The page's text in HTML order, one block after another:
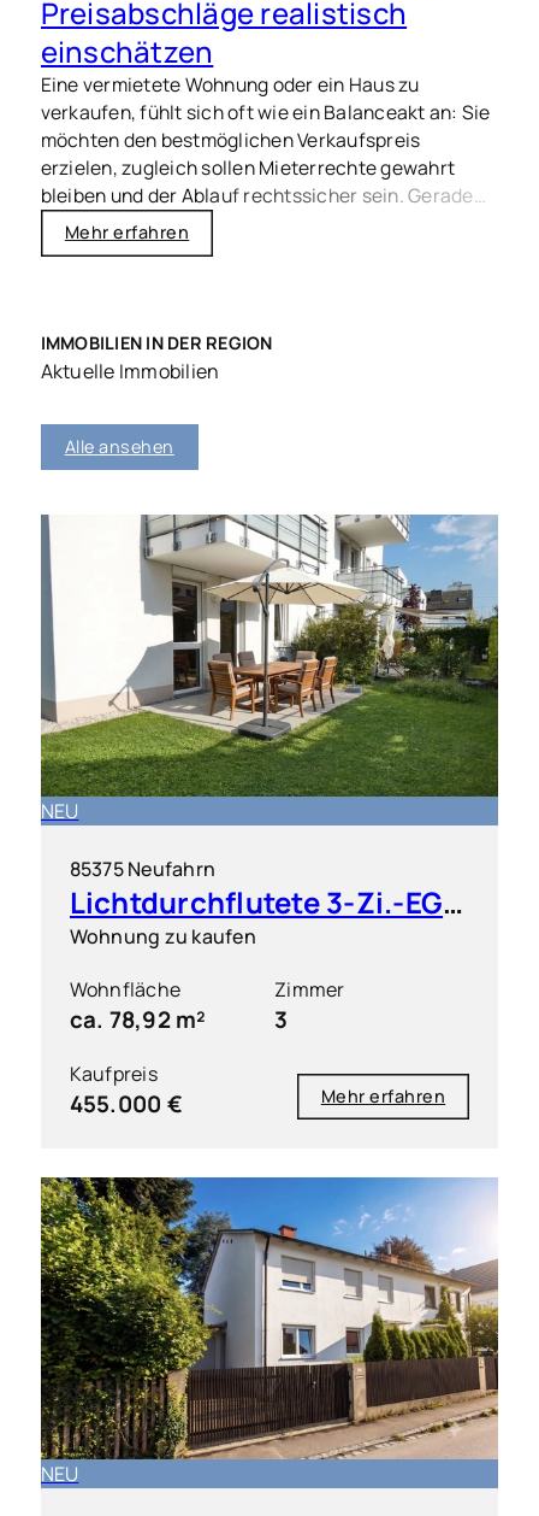
Preisabschläge realistisch
einschätzen
Eine vermietete Wohnung oder ein Haus zu
verkaufen, fühlt sich oft wie ein Balanceakt an: Sie
möchten den bestmöglichen Verkaufspreis
erzielen, zugleich sollen Mieterrechte gewahrt
bleiben und der Ablauf rechtssicher sein. Gerade
2026 ist Transparenz entscheidend – für Käufer,
Mieter und Banken, die häufig sehr genau
Mehr erfahren
IMMOBILIEN IN DER REGION
Aktuelle Immobilien
Alle ansehen
NEU
85375 Neufahrn
Lichtdurchflutete 3-Zi.-EG-Wohnung mit Terrasse und Gartenanteil
Wohnung zu kaufen
Wohnfläche
ca. 78,92 m²
Zimmer
3
Kaufpreis
455.000 € Mehr erfahren
NEU